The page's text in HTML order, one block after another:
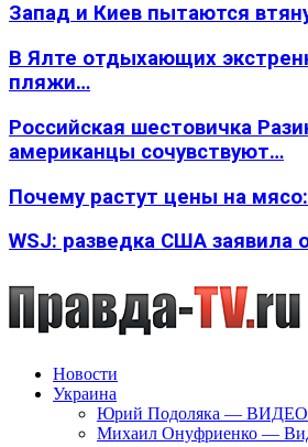
Запад и Киев пытаются
В Ялте отдыхающих
пляжи…
Российская шестовичка
американцы сочувствуют…
Почему растут цены на
WSJ: разведка США заявила
Новости
Украина
Юрий Подоляка — ВИДЕО
Михаил Онуфриенко —